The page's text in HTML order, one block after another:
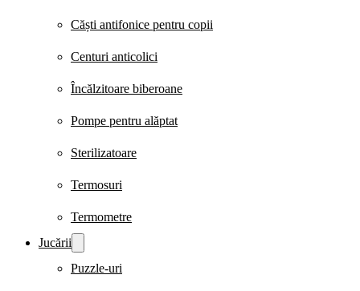
Căști antifonice pentru copii
Centuri anticolici
Încălzitoare biberoane
Pompe pentru alăptat
Sterilizatoare
Termosuri
Termometre
Jucării
Puzzle-uri